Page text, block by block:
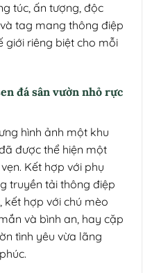
túc, ấn tượng, độc
tag mang thông điệp
giới riêng biệt cho mỗi
đá sân vườn nhỏ rực
hình ảnh một khu
được thể hiện một
Kết hợp với phụ
truyền tải thông điệp
kết hợp với chú mèo
và bình an, hay cặp
tình yêu vừa lãng